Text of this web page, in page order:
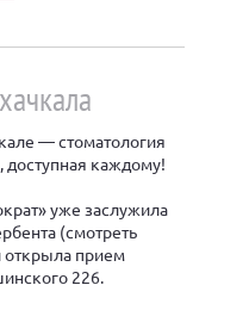
— стоматология
доступная каждому!
уже заслужила
(смотреть
открыла прием
226.